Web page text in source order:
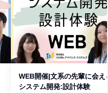
WEB開催|文系の先輩に会え
システム開発:設計体験